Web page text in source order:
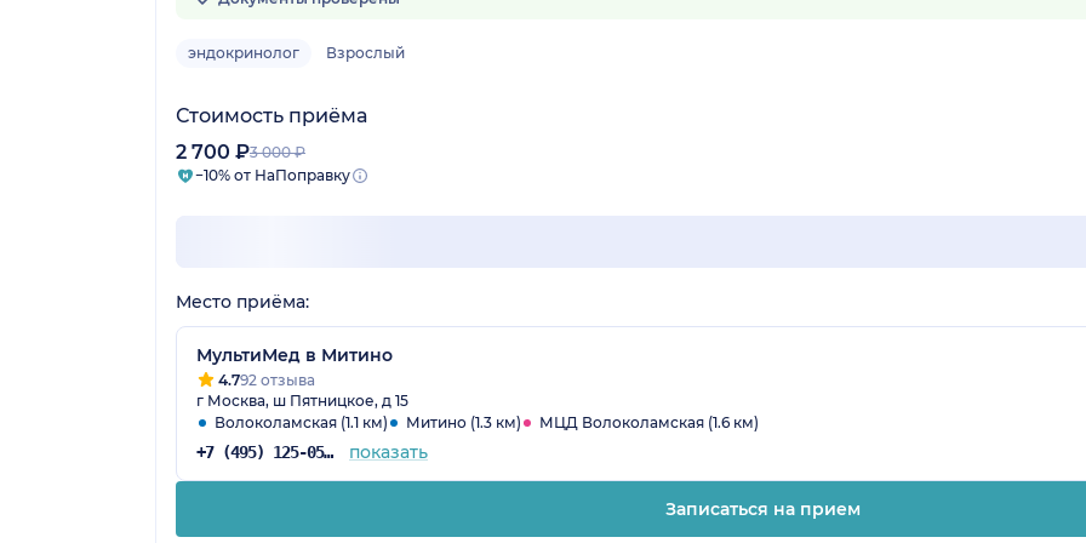
эндокринолог Взрослый
Стоимость приёма
2 700 ₽3 000 ₽
−10% от НаПоправку
Место приёма:
МультиМед в Митино
4.792 отзыва
г Москва, ш Пятницкое, д 15
Волоколамская (1.1 км)
Митино (1.3 км) МЦД Волоколамская (1.6 км)
+7 (495) 125-05-74 показать
Записаться на прием